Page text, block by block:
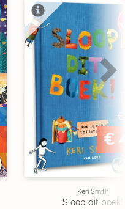
€
€
Keri Smith
Sloop dit boek!